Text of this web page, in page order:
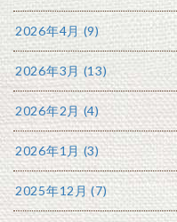
2026年4月 (9)
2026年3月 (13)
2026年2月 (4)
2026年1月 (3)
2025年12月 (7)